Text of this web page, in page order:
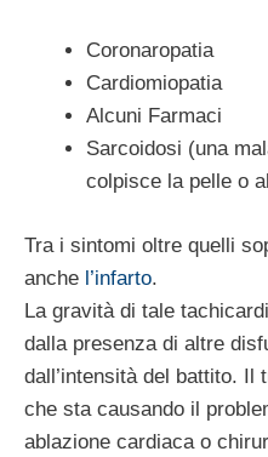
Coronaropatia
Cardiomiopatia
Alcuni Farmaci
Sarcoidosi (una
colpisce la pelle o
Tra i sintomi oltre quelli
anche l’infarto.
La gravità di tale
dalla presenza di altre
dall’intensità del battito. Il
che sta causando il
ablazione cardiaca o